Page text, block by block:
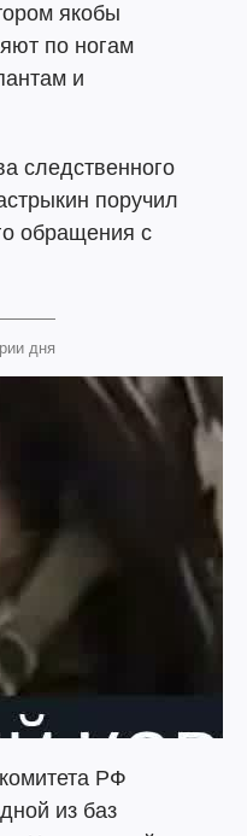
якобы
по ногам
и
следственного
поручил
обращения с
дня
РФ
из баз